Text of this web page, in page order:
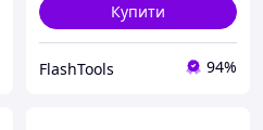
Купити
FlashTools 94%